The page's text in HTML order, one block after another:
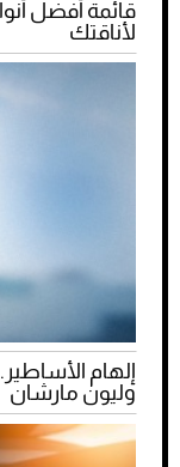
قائمة أفضل
لأناقتك
إلهام
وليون مارشان